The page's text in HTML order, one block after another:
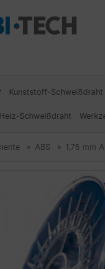
Kunststoff-Schweißdraht
Heiz-Schweißdraht
ABS 1,75 mm
existiert,